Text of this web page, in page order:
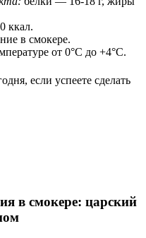
ккал.
в смокере.
от 0°C до +4°C.
если успеете сделать
в смокере: царский